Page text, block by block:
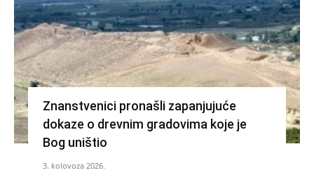
Znanstvenici pronašli zapanjujuće
dokaze o drevnim gradovima koje je
Bog uništio
3. kolovoza 2026.